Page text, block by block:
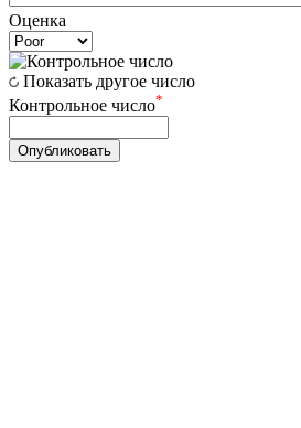
Оценка
Показать другое число
Контрольное число*